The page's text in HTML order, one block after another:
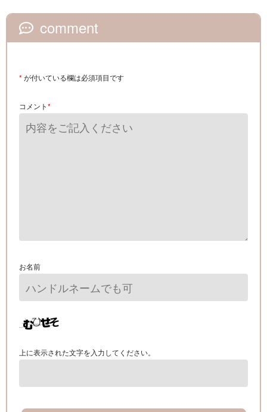
comment
* が付いている欄は必須項目です
コメント*
お名前
上に表示された文字を入力してください。